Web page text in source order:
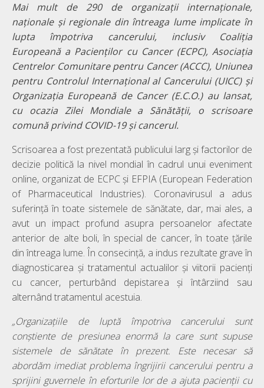
Mai mult de 290 de organizații internaționale,
naționale și regionale din întreaga lume implicate în
lupta împotriva cancerului, inclusiv Coaliția
Europeană a Pacienților cu Cancer (ECPC), Asociația
Centrelor Comunitare pentru Cancer (ACCC), Uniunea
pentru Controlul Internațional al Cancerului (UICC) și
Organizația Europeană de Cancer (E.C.O.) au lansat,
cu ocazia Zilei Mondiale a Sănătății, o scrisoare
comună privind COVID-19 și cancerul.
Scrisoarea a fost prezentată publicului larg și factorilor de
decizie politică la nivel mondial în cadrul unui eveniment
online, organizat de ECPC și EFPIA (European Federation
of Pharmaceutical Industries). Coronavirusul a adus
suferință în toate sistemele de sănătate, dar, mai ales, a
avut un impact profund asupra persoanelor afectate
anterior de alte boli, în special de cancer, în toate țările
din întreaga lume. În consecință, a indus rezultate grave în
diagnosticarea și tratamentul actualilor și viitorii pacienți
cu cancer, perturbând depistarea și întârziind sau
alternând tratamentul acestuia.
„Organizațiile de luptă împotriva cancerului sunt
conștiente de presiunea enormă la care sunt supuse
sistemele de sănătate în prezent. Este necesar să
abordăm imediat problema îngrijirii cancerului pentru a
sprijini guvernele în eforturile lor de a ajuta pacienții cu